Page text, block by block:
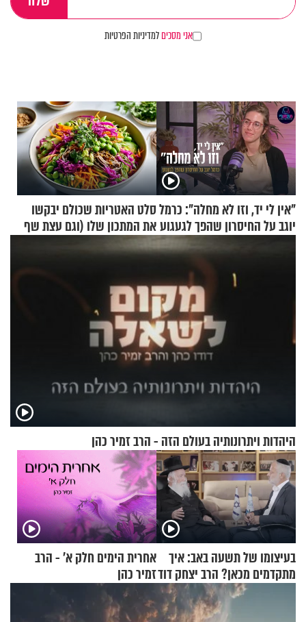
אני מסכיםלמדיניות הפרטיות
"אין לי יד, וזו לא מחלה": כרמל
יוגב על החיסרון שהפך לגעגוע
סלט האטריות שכולם יבקשו
את המתכון שלו (וגם עצת שף
להגשת הרוטב)
היהדות ויתרונותיה בעולם הזה - הרב זמיר כהן
בעיצומו של תשעה באב: איך
מתקדמים מכאן? הרב יצחק דוד
גרוסמן בשיחה מיוחדת
אחרית הימים חלק א’ - הרב
זמיר כהן